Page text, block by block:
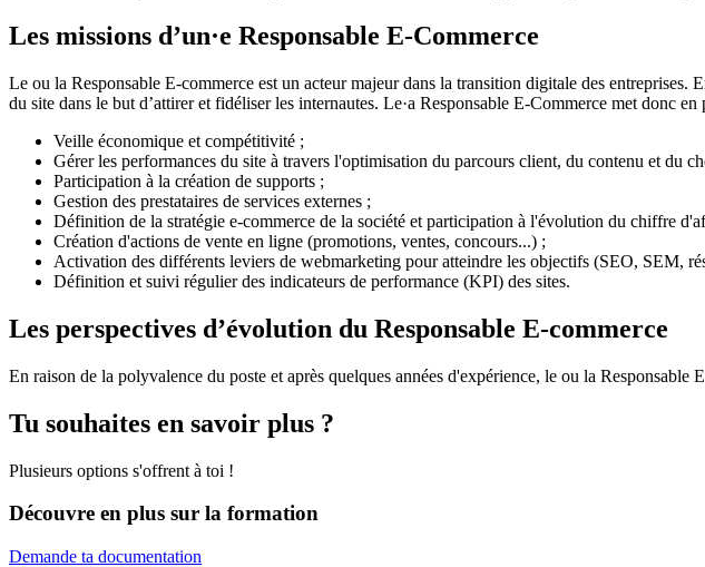
Les missions d’un·e Responsable E-Commerce
Le ou la Responsable E-commerce est un acteur majeur dans la transition digitale des
du site dans le but d’attirer et fidéliser les internautes. Le·a Responsable E-Commerce met donc
Veille économique et compétitivité ;
Gérer les performances du site à travers l'optimisation du parcours client, du contenu et du
Participation à la création de supports ;
Gestion des prestataires de services externes ;
Définition de la stratégie e-commerce de la société et participation à l'évolution du chiffre
Création d'actions de vente en ligne (promotions, ventes, concours...) ;
Activation des différents leviers de webmarketing pour atteindre les objectifs (SEO, SEM,
Définition et suivi régulier des indicateurs de performance (KPI) des sites.
Les perspectives d’évolution du Responsable E-commerce
En raison de la polyvalence du poste et après quelques années d'expérience, le ou la
Tu souhaites en savoir plus ?
Plusieurs options s'offrent à toi !
Découvre en plus sur la formation
Demande ta documentation